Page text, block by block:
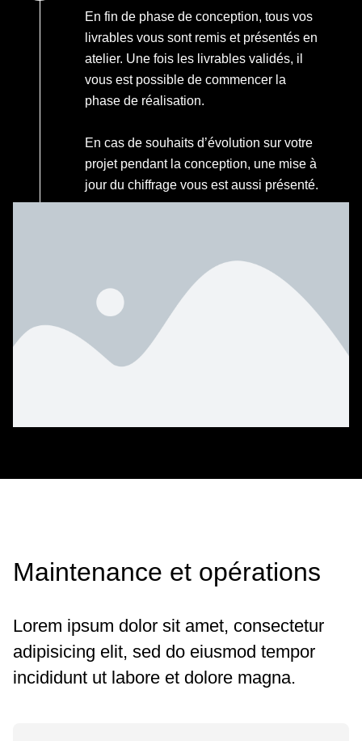
En fin de phase de conception, tous vos
livrables vous sont remis et présentés en
atelier. Une fois les livrables validés, il
vous est possible de commencer la
phase de réalisation.
En cas de souhaits d’évolution sur votre
projet pendant la conception, une mise à
jour du chiffrage vous est aussi présenté.
Maintenance et opérations
Lorem ipsum dolor sit amet, consectetur
adipisicing elit, sed do eiusmod tempor
incididunt ut labore et dolore magna.